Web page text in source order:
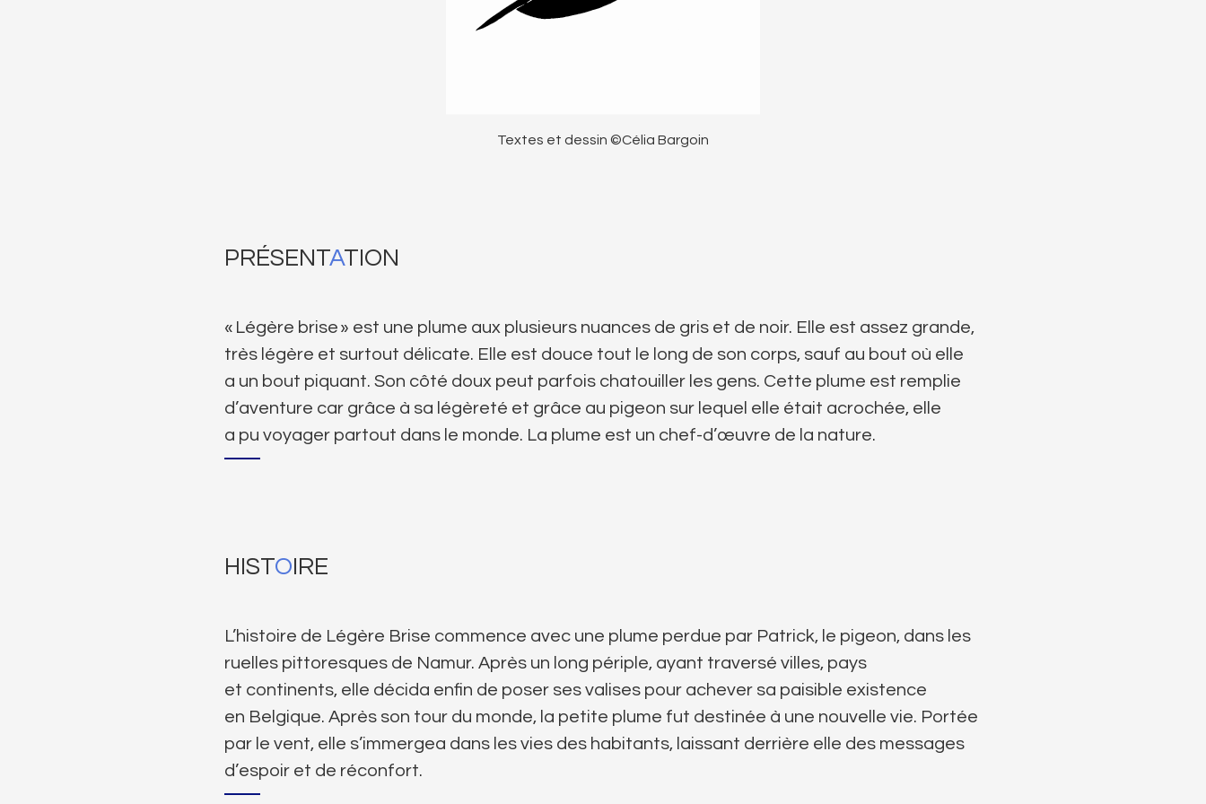
Textes et dessin ©Célia Bargoin
PRÉSENTATION
« Légère brise » est une plume aux plusieurs nuances de gris et de noir. Elle est assez grande,
très légère et surtout délicate. Elle est douce tout le long de son corps, sauf au bout où elle
a un bout piquant. Son côté doux peut parfois chatouiller les gens. Cette plume est remplie
d’aventure car grâce à sa légèreté et grâce au pigeon sur lequel elle était acrochée, elle
a pu voyager partout dans le monde. La plume est un chef-d’œuvre de la nature.
HISTO IRE
L’histoire de Légère Brise commence avec une plume perdue par Patrick, le pigeon, dans les
ruelles pittoresques de Namur. Après un long périple, ayant traversé villes, pays
et continents, elle décida enfin de poser ses valises pour achever sa paisible existence
en Belgique. Après son tour du monde, la petite plume fut destinée à une nouvelle vie. Portée
par le vent, elle s’immergea dans les vies des habitants, laissant derrière elle des messages
d’espoir et de réconfort.